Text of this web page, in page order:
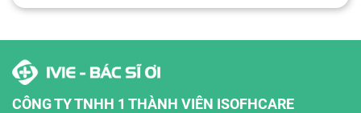
CÔNG TY TNHH 1 THÀNH VIÊN ISOFHCARE